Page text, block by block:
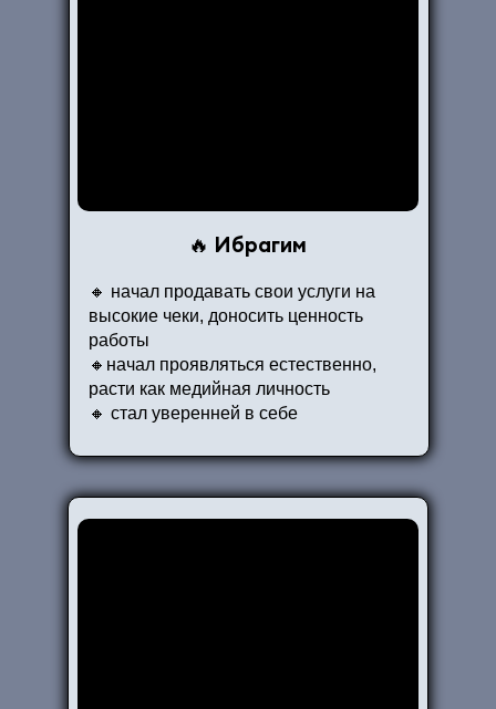
🔥 Ибрагим
🔸 начал продавать свои услуги на
высокие чеки, доносить ценность
работы
🔸начал проявляться естественно,
расти как медийная личность
🔸 стал уверенней в себе